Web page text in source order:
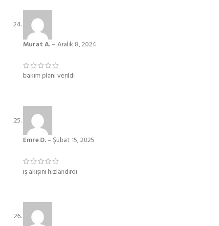
Murat A.–Aralık 8, 2024
bakım planı verildi
Emre D.– Şubat 15, 2025
iş akışını hızlandırdı